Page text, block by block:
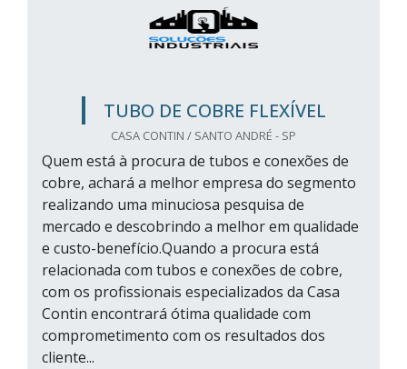
TUBO DE COBRE FLEXÍVEL
CASA CONTIN / SANTO ANDRÉ - SP
Quem está à procura de tubos e conexões de
cobre, achará a melhor empresa do segmento
realizando uma minuciosa pesquisa de
mercado e descobrindo a melhor em qualidade
e custo-benefício.Quando a procura está
relacionada com tubos e conexões de cobre,
com os profissionais especializados da Casa
Contin encontrará ótima qualidade com
comprometimento com os resultados dos
cliente...